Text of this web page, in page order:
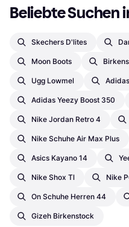
Beliebte Suchen
Skechers D'lites
Moon Boots
Ugg Lowmel
Adidas Yeezy Boost 350
Nike Jordan Retro 4
Nike Schuhe Air Max Plus
Asics Kayano 14
Nike Shox Tl Nike
On Schuhe Herren 44
Gizeh Birkenstock